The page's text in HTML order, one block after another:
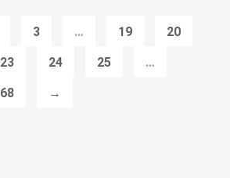
3 … 19 20
23 24 25 …
68 →